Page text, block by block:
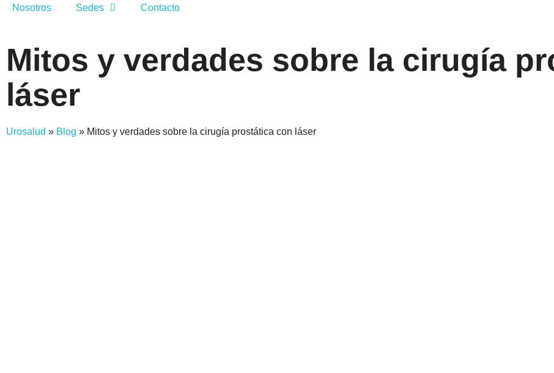
Nosotros Sedes Contacto
Mitos y verdades sobre la cirugía
láser
Urosalud » Blog » Mitos y verdades sobre la cirugía prostática con láser